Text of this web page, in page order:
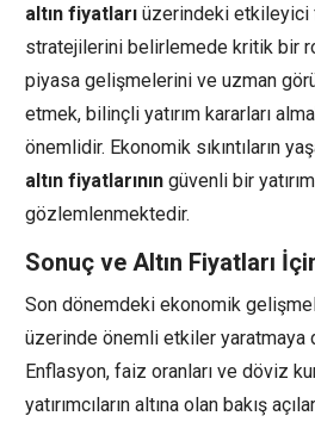
altın fiyatları üzerindeki etkileyici
stratejilerini belirlemede kritik bir
piyasa gelişmelerini ve uzman
etmek, bilinçli yatırım kararları
önemlidir. Ekonomik sıkıntıların
altın fiyatlarının güvenli bir
gözlemlenmektedir.
Sonuç ve Altın Fiyatları
Son dönemdeki ekonomik
üzerinde önemli etkiler yaratmaya
Enflasyon, faiz oranları ve döviz
yatırımcıların altına olan bakış